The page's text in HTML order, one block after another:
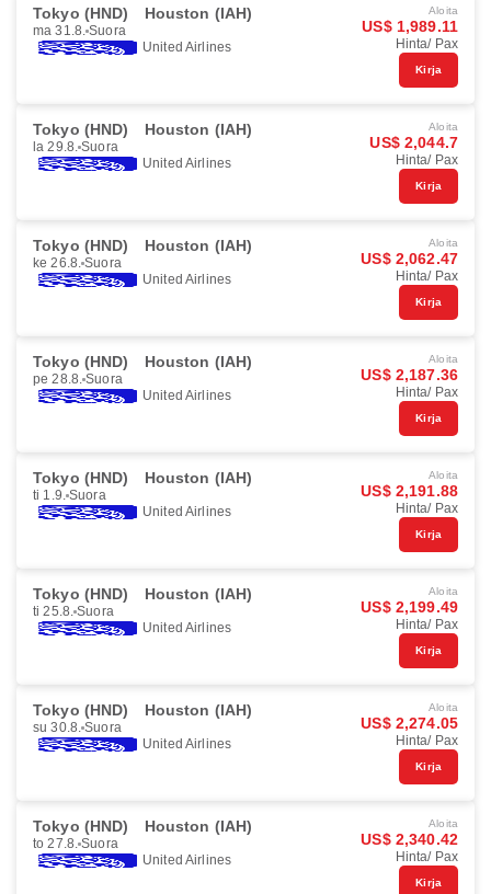
Tokyo (HND) Houston (IAH)
ma 31.8. Suora
United Airlines
Aloita
US$ 1,989.11
Hinta/ Pax
Kirja
Tokyo (HND) Houston (IAH)
la 29.8. Suora
United Airlines
Aloita
US$ 2,044.7
Hinta/ Pax
Kirja
Tokyo (HND) Houston (IAH)
ke 26.8. Suora
United Airlines
Aloita
US$ 2,062.47
Hinta/ Pax
Kirja
Tokyo (HND) Houston (IAH)
pe 28.8. Suora
United Airlines
Aloita
US$ 2,187.36
Hinta/ Pax
Kirja
Tokyo (HND) Houston (IAH)
ti 1.9. Suora
United Airlines
Aloita
US$ 2,191.88
Hinta/ Pax
Kirja
Tokyo (HND) Houston (IAH)
ti 25.8. Suora
United Airlines
Aloita
US$ 2,199.49
Hinta/ Pax
Kirja
Tokyo (HND) Houston (IAH)
su 30.8. Suora
United Airlines
Aloita
US$ 2,274.05
Hinta/ Pax
Kirja
Tokyo (HND) Houston (IAH)
to 27.8. Suora
United Airlines
Aloita
US$ 2,340.42
Hinta/ Pax
Kirja